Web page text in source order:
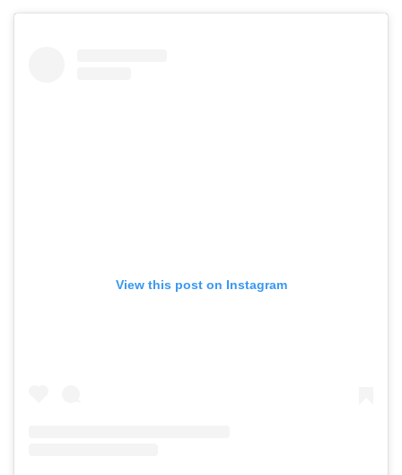
View this post on Instagram